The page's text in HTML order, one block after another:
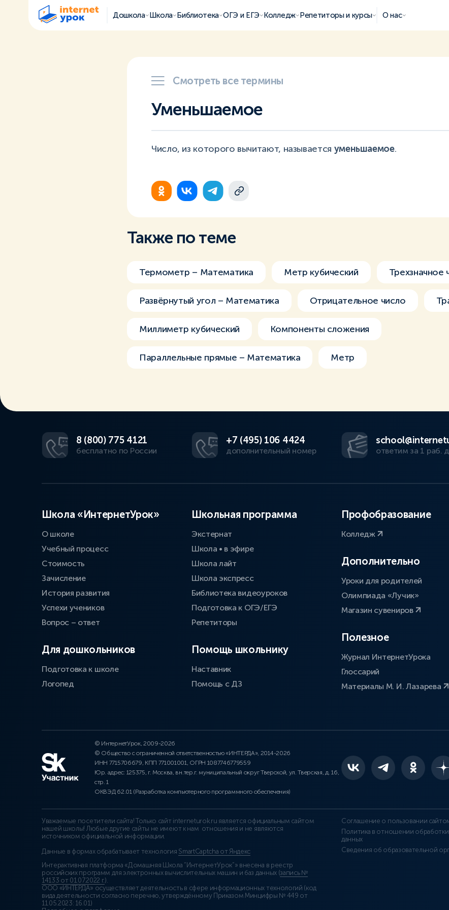
Дошкола Школа Библиотека ОГЭ и ЕГЭ Колледж Репетиторы и курсы О нас
Смотреть все термины
Уменьшаемое
Число, из которого вычитают, называется уменьшаемое.
Также по теме
Термометр – Математика Метр кубический Трехзначное
Развёрнутый угол – Математика Отрицательное число
Миллиметр кубический Компоненты сложения
Параллельные прямые – Математика Метр
8 (800) 775 4121
бесплатно по России
+7 (495) 106 4424
дополнительный номер ответим за 1 раб.
Школа «ИнтернетУрок»
О школе
Учебный процесс
Стоимость
Зачисление
История развития
Успехи учеников
Вопрос – ответ
Для дошкольников
Подготовка к школе
Логопед
Школьная программа
Экстернат
Школа • в эфире
Школа лайт
Школа экспресс
Библиотека видеоуроков
Подготовка к ОГЭ/ЕГЭ
Репетиторы
Помощь школьнику
Наставник
Помощь с ДЗ
Профобразование
Колледж
Дополнительно
Уроки для родителей
Олимпиада «Лучик»
Магазин сувениров
Полезное
Журнал ИнтернетУрока
Глоссарий
Материалы М. И. Лазарева
© ИнтернетУрок, 2009-2026
© Общество с ограниченной ответственностью «ИНТЕРДА», 2014-2026
ИНН 7715706679, КПП 771001001, ОГРН 1087746779559
Юр. адрес: 125375, г. Москва, вн.тер.г. муниципальный округ Тверской, ул. Тверская, д. 16,
стр. 1
ОКВЭД 62.01 (Разработка компьютерного программного обеспечения)
Уважаемые посетители сайта! Только сайт interneturok.ru является официальным сайтом
нашей школы! Любые другие сайты не имеют к нам отношения и не являются
источником официальной информации.
Данные в формах обрабатывает технология SmartCaptcha от Яндекс
Интерактивная платформа «Домашняя Школа “ИнтернетУрок”» внесена в реестр
российских программ для электронных вычислительных машин и баз данных (запись №
14133 от 01.07.2022 г.).
ООО «ИНТЕРДА» осуществляет деятельность в сфере информационных технологий (код
вида деятельности согласно перечню, утверждённому Приказом Минцифры № 449 от
11.05.2023: 16.01)
Соглашение о пользовании
Политика в отношении
данных
Сведения об образовательной